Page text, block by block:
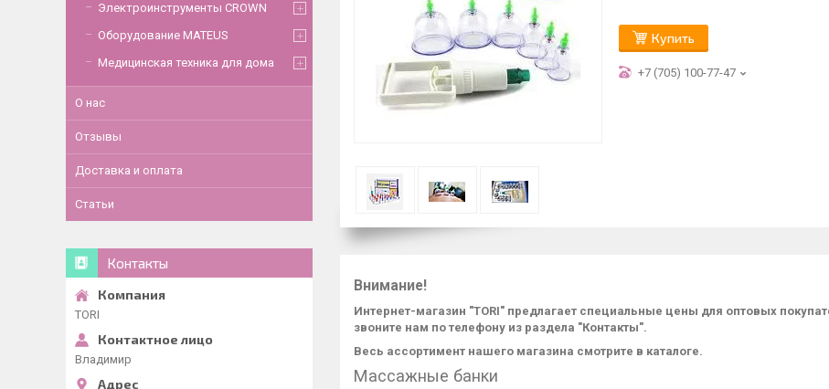
Купить
+7 (705) 100-77-47
Внимание!
Интернет-магазин "TORI" предлагает специальные цены для оптовых
звоните нам по телефону из раздела "Контакты".
Весь ассортимент нашего магазина смотрите в каталоге.
Массажные банки
Электроинструменты CROWN
Оборудование MATEUS
Медицинская техника для дома
О нас
Отзывы
Доставка и оплата
Статьи
Контакты
TORI
Владимир